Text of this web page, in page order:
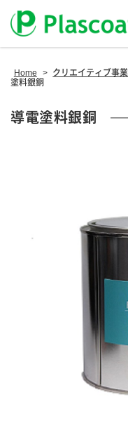
Home > クリエイティブ事業
塗料銀銅
導電塗料銀銅